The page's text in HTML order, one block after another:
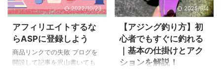
https://zaltz.blog/aging-rig-
description/ 過去２記事でアジ
ングのリグ(仕掛け)とリグに必
要な小物は紹介しましたが、
肝心なロッド＆リールを全く
紹介しておりません。 ライト
度設定が終われば、先ずは記
理解しました。 記事を書くの
も今までのブログとは全く違
うので、何かやろうと思うと
調べなければならずとても時
2022/10/23
アフィリエイトするな
らASPに登録しよう
商品リンクでの失敗 ブログを
開設して記事を沢山書いても
2025/5/4
【アジング釣り方】初
心者でもすぐに釣れる
｜基本の仕掛けとアク
ションを解説！